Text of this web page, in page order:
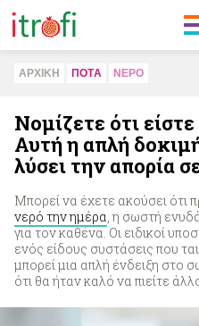
ΑΡΧΙΚΗ ΠΟΤA ΝΕΡΟ
Νομίζετε ότι
Αυτή η απλή
λύσει την απορία
Μπορεί να έχετε ακούσει ότι
νερό την ημέρα, η σωστή
για τον καθένα. Οι ειδικοί
ενός είδους συστάσεις που
μπορεί μια απλή ένδειξη στο
ότι θα ήταν καλό να πιείτε